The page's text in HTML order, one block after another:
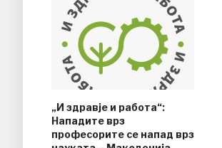
„И здравје и работа“:
Нападите врз
професорите се напад врз